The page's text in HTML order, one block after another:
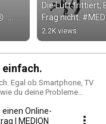
Die Luft frittiert,
Frag nicht.
2.2K views
einfach.
Egal ob Smartphone, TV
du deine Probleme
MEDION
Online-
| MEDION